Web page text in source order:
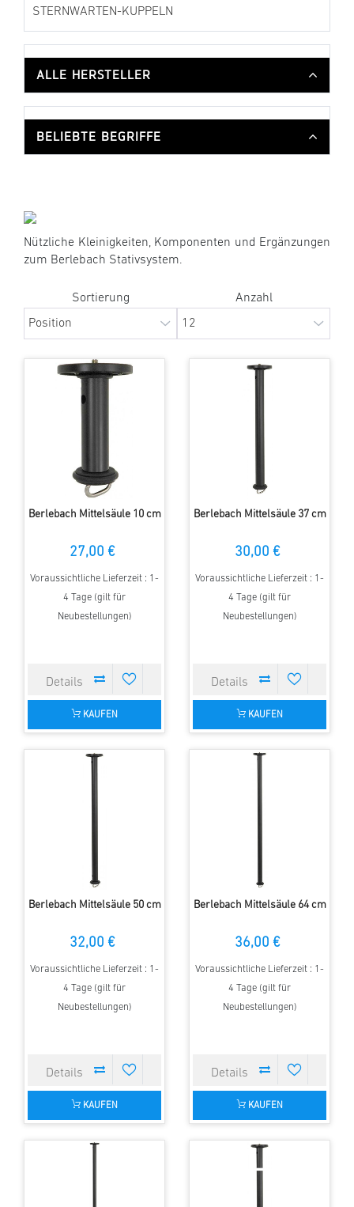
STERNWARTEN-KUPPELN
ALLE HERSTELLER
BELIEBTE BEGRIFFE
Nützliche Kleinigkeiten, Komponenten und Ergänzungen
zum Berlebach Stativsystem.
Sortierung Anzahl
Berlebach Mittelsäule 10 cm
27,00 €
Voraussichtliche Lieferzeit : 1-
4 Tage (gilt für
Neubestellungen)
KAUFEN
Berlebach Mittelsäule 37 cm
30,00 €
Voraussichtliche Lieferzeit : 1-
4 Tage (gilt für
Neubestellungen)
KAUFEN
Berlebach Mittelsäule 50 cm
32,00 €
Voraussichtliche Lieferzeit : 1-
4 Tage (gilt für
Neubestellungen)
KAUFEN
Berlebach Mittelsäule 64 cm
36,00 €
Voraussichtliche Lieferzeit : 1-
4 Tage (gilt für
Neubestellungen)
KAUFEN